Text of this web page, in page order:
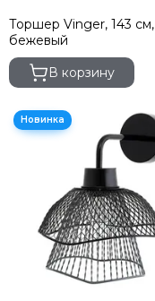
Торшер Vinger, 143 см,
бежевый
В корзину